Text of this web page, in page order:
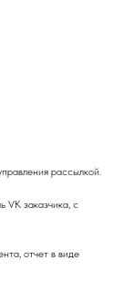
рассылкой.
VK заказчика, с
отчет в виде